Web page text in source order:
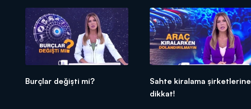
Burçlar değişti mi?
Sahte kiralama şirketlerine
dikkat!